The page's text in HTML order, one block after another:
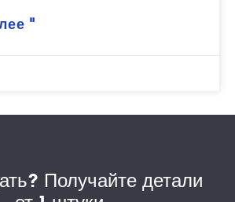
"
Получайте детали